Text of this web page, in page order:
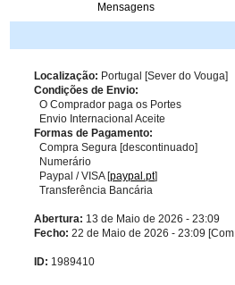
Mensagens
Localização: Portugal [Sever do Vouga]
Condições de Envio:
O Comprador paga os Portes
Envio Internacional Aceite
Formas de Pagamento:
Compra Segura [descontinuado]
Numerário
Paypal / VISA [paypal.pt]
Transferência Bancária
Abertura: 13 de Maio de 2026 - 23:09
Fecho: 22 de Maio de 2026 - 23:09 [Com
ID: 1989410